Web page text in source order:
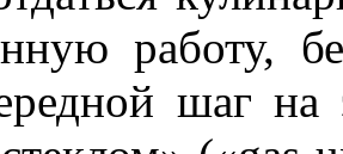
работу,
шаг